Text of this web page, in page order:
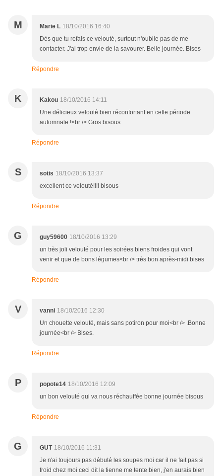
M Marie L 18/10/2016 16:40
Dès que tu refais ce velouté, surtout n'oublie pas de me
contacter. J'ai trop envie de la savourer. Belle journée. Bises
Répondre
K Kakou 18/10/2016 14:11
Une délicieux velouté bien réconfortant en cette période
automnale !<br /> Gros bisous
Répondre
S sotis 18/10/2016 13:37
excellent ce velouté!!!! bisous
Répondre
G guy59600 18/10/2016 13:29
un très joli velouté pour les soirées biens froides qui vont
venir et que de bons légumes<br /> très bon après-midi bises
Répondre
V vanni 18/10/2016 12:30
Un chouette velouté, mais sans potiron pour moi<br /> .Bonne
journée<br /> Bises.
Répondre
P popote14 18/10/2016 12:09
un bon velouté qui va nous réchauffée bonne journée bisous
Répondre
G GUT 18/10/2016 11:31
Je n'ai toujours pas débuté les soupes moi car il ne fait pas si
froid chez moi ceci dit la tienne me tente bien, j'en aurais bien